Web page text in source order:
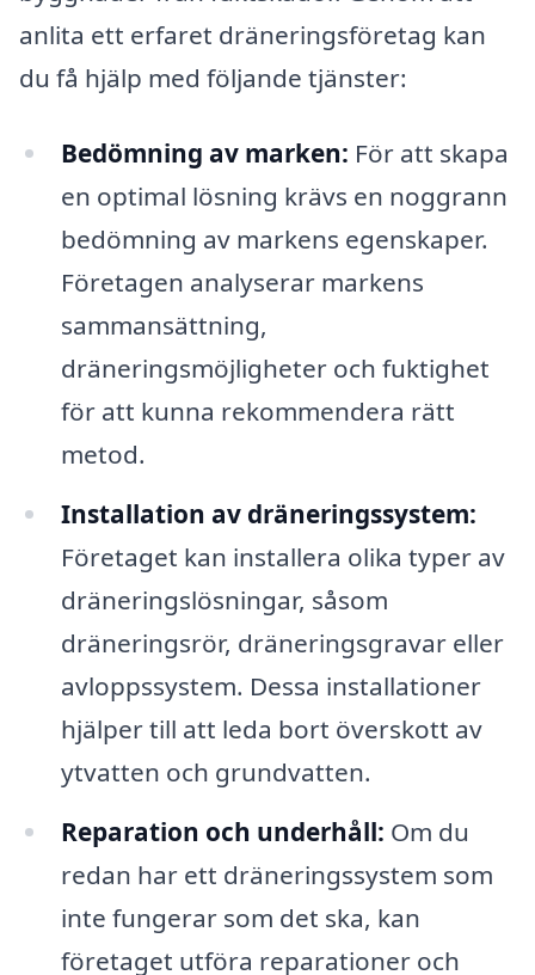
anlita ett erfaret dräneringsföretag kan
du få hjälp med följande tjänster:
Bedömning av marken: För att skapa
en optimal lösning krävs en noggrann
bedömning av markens egenskaper.
Företagen analyserar markens
sammansättning,
dräneringsmöjligheter och fuktighet
för att kunna rekommendera rätt
metod.
Installation av dräneringssystem:
Företaget kan installera olika typer av
dräneringslösningar, såsom
dräneringsrör, dräneringsgravar eller
avloppssystem. Dessa installationer
hjälper till att leda bort överskott av
ytvatten och grundvatten.
Reparation och underhåll: Om du
redan har ett dräneringssystem som
inte fungerar som det ska, kan
företaget utföra reparationer och